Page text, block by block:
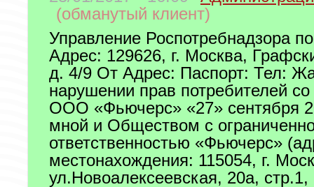
(обманутый клиент)
Управление Роспотребнадзора
Адрес: 129626, г. Москва,
д. 4/9 От Адрес: Паспорт: Тел:
нарушении прав потребителей
ООО «Фьючерс» «27» сентября
мной и Обществом с
ответственностью «Фьючерс»
местонахождения: 115054, г.
ул.Новоалексеевская, 20а, стр.1,